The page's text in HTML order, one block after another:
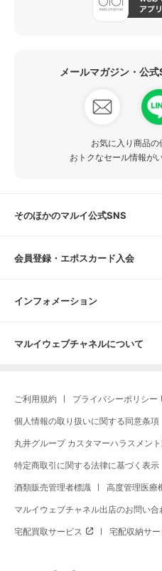
メールマガジン・公
お気に入り商品
おトクなセール情報が
そのほかのマルイ公式SNS
会員登録・エポスカード入会
インフォメーション
マルイウェブチャネルについて
ご利用規約 プライバシーポリシー
個人情報の取り扱いに関する同意条項
丸井グループ カスタマーハラスメン
特定商取引に関する法律に基づく表示
酒類販売管理者標識 高度管理医療
マルイウェブチャネル出店のお問い合
宅配買取サービス 宅配収納サー